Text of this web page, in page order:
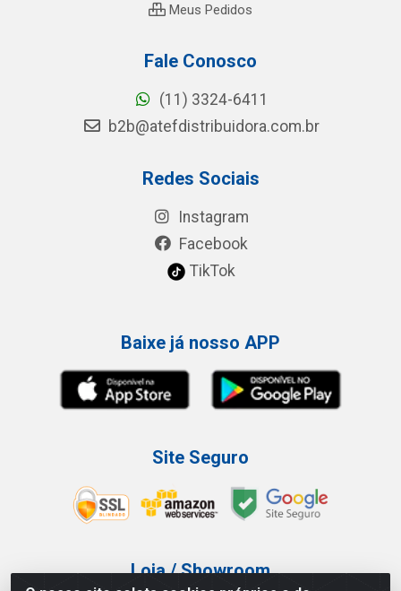
Meus Pedidos
Fale Conosco
(11) 3324-6411
b2b@atefdistribuidora.com.br
Redes Sociais
Instagram
Facebook
TikTok
Baixe já nosso APP
Site Seguro
Loja / Showroom